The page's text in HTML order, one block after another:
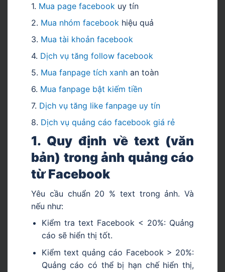
1. Mua page facebook uy tín
2. Mua nhóm facebook hiệu quả
3. Mua tài khoản facebook
4. Dịch vụ tăng follow facebook
5. Mua fanpage tích xanh an toàn
6. Mua fanpage bật kiếm tiền
7. Dịch vụ tăng like fanpage uy tín
8. Dịch vụ quảng cáo facebook giá rẻ
1. Quy định về text (văn
bản) trong ảnh quảng cáo
từ Facebook
Yêu cầu chuẩn 20 % text trong ảnh. Và
nếu như:
Kiểm tra text Facebook < 20%: Quảng
cáo sẽ hiển thị tốt.
Kiểm text quảng cáo Facebook > 20%:
Quảng cáo có thể bị hạn chế hiển thị,